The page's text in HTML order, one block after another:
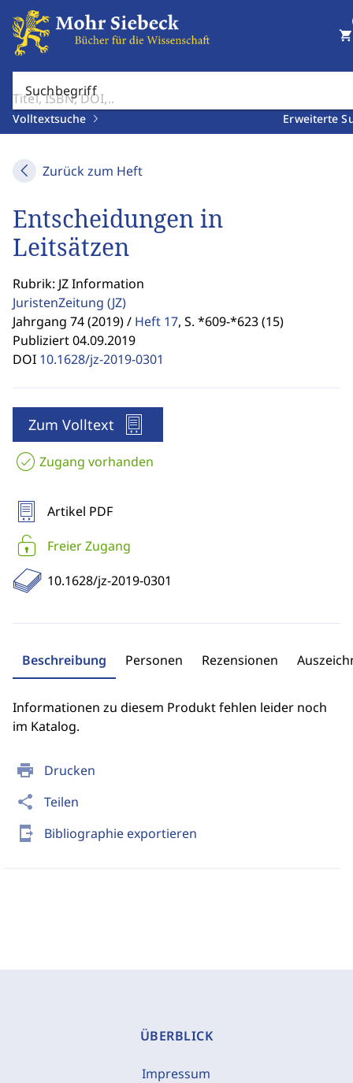
Suchbegriff
Volltextsuche Erweiterte
shopping_cart
Zurück zum Heft
print Drucken
share Teilen
send_to_mobile Bibliographie exportieren
Entscheidungen in
Leitsätzen
Rubrik: JZ Information
JuristenZeitung (JZ)
Jahrgang 74 (2019) / Heft 17, S. *609-*623 (15)
Publiziert 04.09.2019
DOI 10.1628/jz-2019-0301
Zum Volltext
Zugang vorhanden
Artikel PDF
Freier Zugang
10.1628/jz-2019-0301
Beschreibung Personen Rezensionen
Informationen zu diesem Produkt fehlen leider noch
im Katalog.
ÜBERBLICK
Impressum